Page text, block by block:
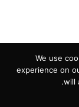
We use
experience on
will